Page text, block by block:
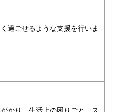
過ごせるような支援を行いま